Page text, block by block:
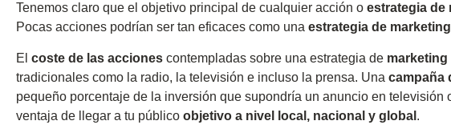
Tenemos claro que el objetivo principal de cualquier acción o estrategia de
Pocas acciones podrían ser tan eficaces como una estrategia de
El coste de las acciones contempladas sobre una estrategia de marketing
tradicionales como la radio, la televisión e incluso la prensa. Una campaña
pequeño porcentaje de la inversión que supondría un anuncio en televisión
ventaja de llegar a tu público objetivo a nivel local, nacional y global .